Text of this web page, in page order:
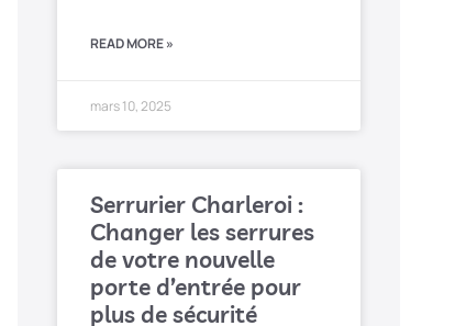
READ MORE »
mars 10, 2025
Serrurier Charleroi :
Changer les serrures
de votre nouvelle
porte d’entrée pour
plus de sécurité